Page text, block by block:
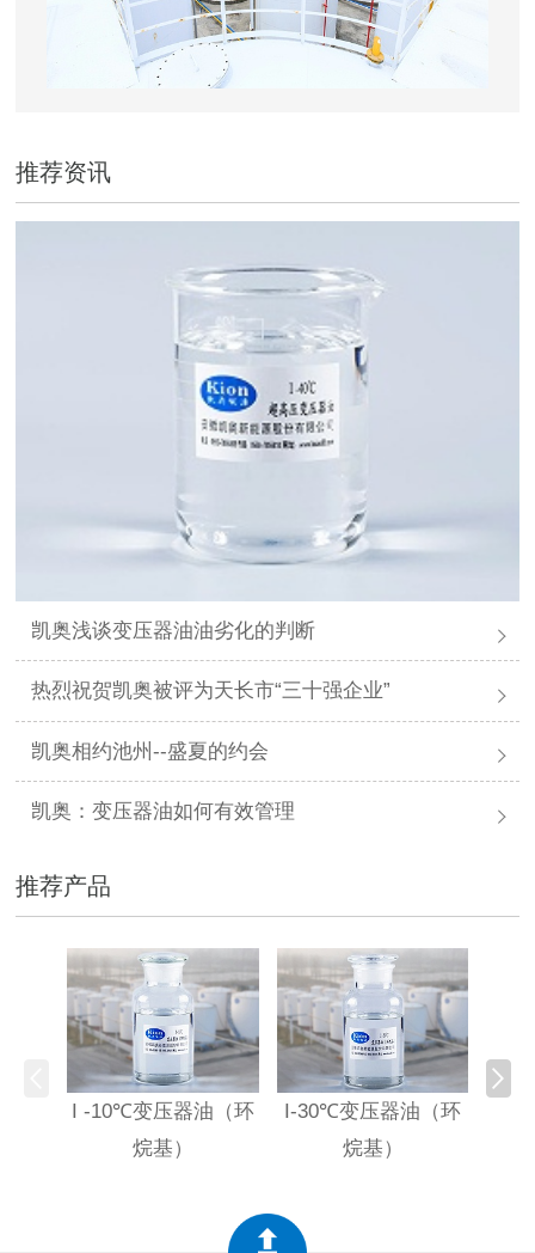
推荐资讯
凯奥浅谈变压器油油劣化的判断
热烈祝贺凯奥被评为天长市“三十强企业”
凯奥相约池州--盛夏的约会
凯奥：变压器油如何有效管理
推荐产品
I -10℃变压器油（环
烷基）
I-30℃变压器油（环
烷基）